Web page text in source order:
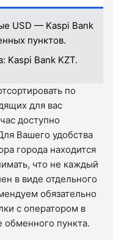
USD — Kaspi Bank
пунктов.
Kaspi Bank KZT.
по
для вас
доступно
Вашего удобства
города находится
что не каждый
в виде отдельного
обязательно
с оператором в
обменного пункта.